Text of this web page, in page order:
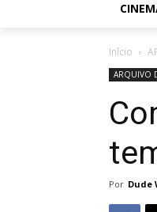
Início
ARQUIVO
Por Dude